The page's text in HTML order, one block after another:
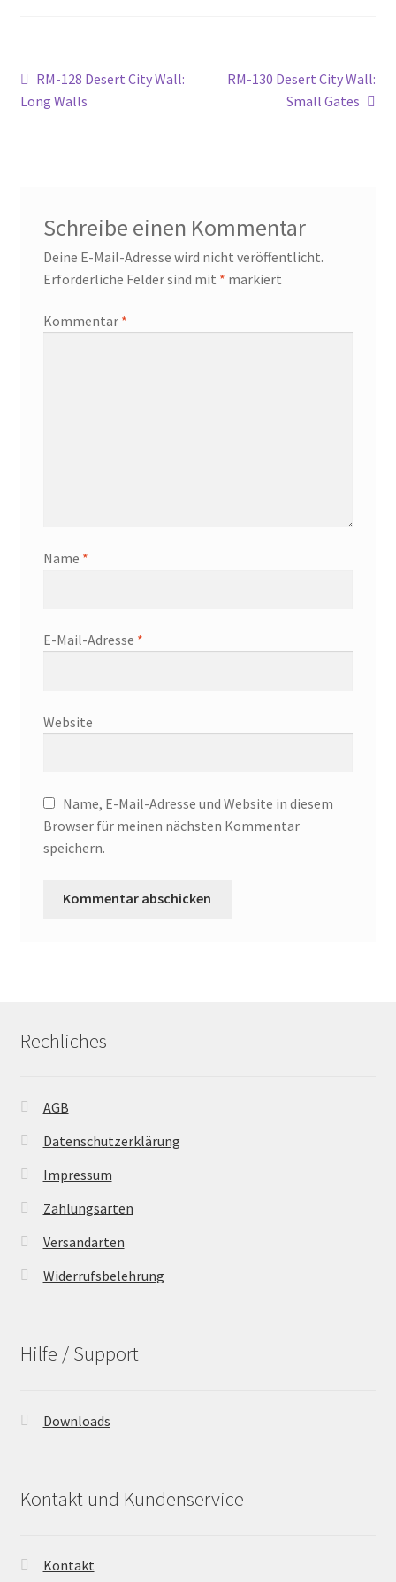
Zahlungsarten
Beitragsnavigation
Vorheriger
Beitrag:
RM-128 Desert City Wall:
Long Walls
Nächster
RM-130 Desert City Wall:
Small Gates
Schreibe einen Kommentar
Deine E-Mail-Adresse wird nicht veröffentlicht.
Erforderliche Felder sind mit * markiert
Kommentar *
Name *
E-Mail-Adresse *
Website
Name, E-Mail-Adresse und Website in diesem
Browser für meinen nächsten Kommentar
speichern.
Rechliches
AGB
Datenschutzerklärung
Impressum
Zahlungsarten
Versandarten
Widerrufsbelehrung
Hilfe / Support
Downloads
Kontakt und Kundenservice
Kontakt